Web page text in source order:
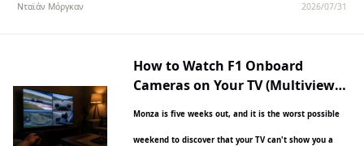
Νταϊάν Μόργκαν 2026/07/31
How to Watch F1 Onboard
Cameras on Your TV (Multiview
Monza is five weeks out, and it is the worst possible
weekend to discover that your TV can't show you a